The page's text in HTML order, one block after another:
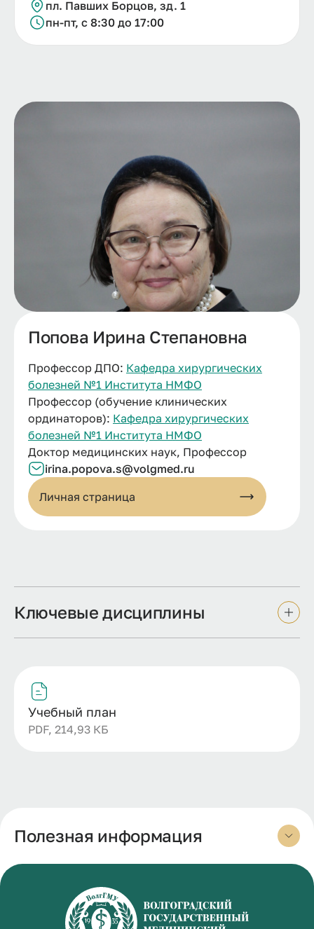
пл. Павших Борцов, зд. 1
пн-пт, с 8:30 до 17:00
Попова Ирина Степановна
Профессор ДПО: Кафедра хирургических
болезней №1 Института НМФО
Профессор (обучение клинических
ординаторов): Кафедра хирургических
болезней №1 Института НМФО
Доктор медицинских наук, Профессор
irina.popova.s@volgmed.ru
Личная страница
Ключевые дисциплины
Учебный план
PDF, 214,93 КБ
Полезная информация